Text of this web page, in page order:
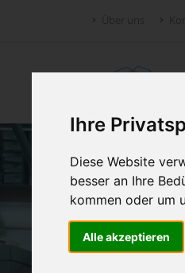
Ihre
Diese Website
besser an Ihre
kommen oder um
Alle akzeptieren